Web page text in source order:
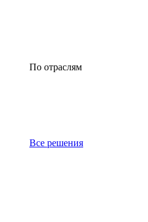
По отраслям
Все решения